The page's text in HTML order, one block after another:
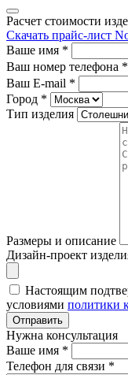
Расчет стоимости
Скачать прайс-лист
Ваше имя *
Ваш номер телефона *
Ваш E-mail *
Город *
Тип изделия
Размеры и описание
Дизайн-проект
Настоящим
условиями политики
Отправить
Нужна консультация
Ваше имя *
Телефон для связи *